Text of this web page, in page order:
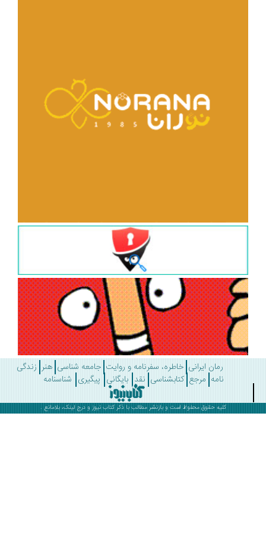
رمان ایرانی خاطره، سفرنامه و روایت جامعه شناسی هنر زندگی
مرجع کتابشناسی نقد بایگانی پیگیری شناسنامه
کلیه حقوق محفوظ است و بازنشر مطالب با ذکرکتاب نیوز و درج لینک، بلامانع .